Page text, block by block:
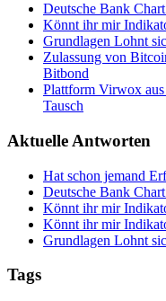
Deutsche Bank
Könnt ihr mir
Grundlagen Lohnt
Zulassung von
Bitbond
Plattform Virwox
Tausch
Aktuelle Antworten
Hat schon jemand
Deutsche Bank
Könnt ihr mir
Könnt ihr mir
Grundlagen Lohnt
Tags